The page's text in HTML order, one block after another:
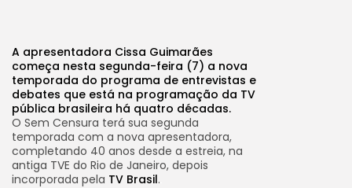
A apresentadora Cissa Guimarães
começa nesta segunda-feira (7) a nova
temporada do programa de entrevistas e
debates que está na programação da TV
pública brasileira há quatro décadas.
O Sem Censura terá sua segunda
temporada com a nova apresentadora,
completando 40 anos desde a estreia, na
antiga TVE do Rio de Janeiro, depois
incorporada pela TV Brasil.